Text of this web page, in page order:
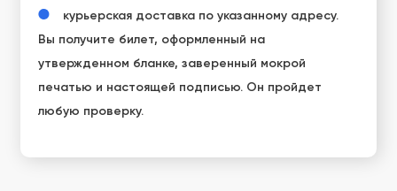
курьерская доставка по указанному адресу.
Вы получите билет, оформленный на
утвержденном бланке, заверенный мокрой
печатью и настоящей подписью. Он пройдет
любую проверку.